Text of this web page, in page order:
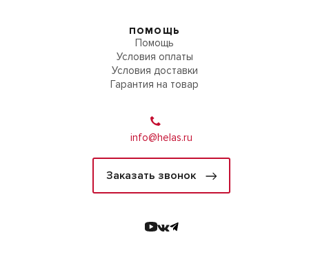
ПОМОЩЬ
Помощь
Условия оплаты
Условия доставки
Гарантия на товар
info@helas.ru
Заказать звонок